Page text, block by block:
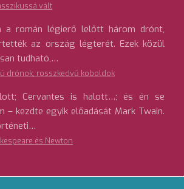
vált
a román légierő lelőtt három drónt,
az ország légterét. Ezek közül
tudható,…
drónok, rosszkedvű koboldok
Cervantes is halott…; és én se
– kezdte egyik előadását Mark Twain.
és Newton